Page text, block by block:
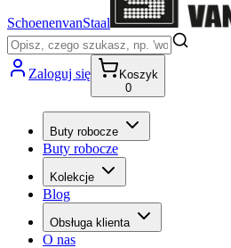
SchoenenvanStaal
Zaloguj się
Koszyk
0
Buty robocze
Buty robocze
Kolekcje
Blog
Obsługa klienta
O nas